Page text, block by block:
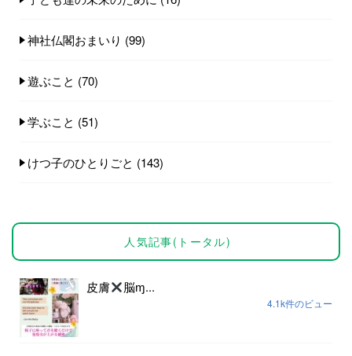
神社仏閣おまいり (99)
遊ぶこと (70)
学ぶこと (51)
けつ子のひとりごと (143)
人気記事(トータル)
皮膚 脳ɱ...
4.1k件のビュー